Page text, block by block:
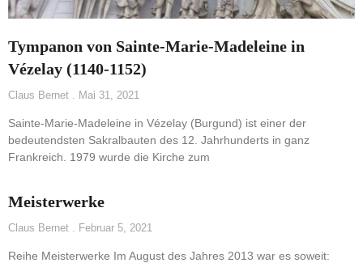
Tympanon von Sainte-Marie-Madeleine in
Vézelay (1140-1152)
Claus Bernet Mai 31, 2021
Sainte-Marie-Madeleine in Vézelay (Burgund) ist einer der
bedeutendsten Sakralbauten des 12. Jahrhunderts in ganz
Frankreich. 1979 wurde die Kirche zum
Meisterwerke
Claus Bernet Februar 5, 2021
Reihe Meisterwerke Im August des Jahres 2013 war es soweit: